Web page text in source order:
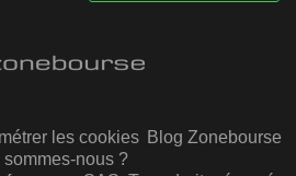
les cookies Blog Zonebourse
sommes-nous ?